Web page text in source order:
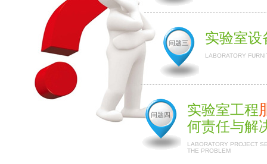
问题三 实验室设
LABORATORY
问题四 实验室工程
何责任与解
LABORATORY PROJECT
THE PROBLEM